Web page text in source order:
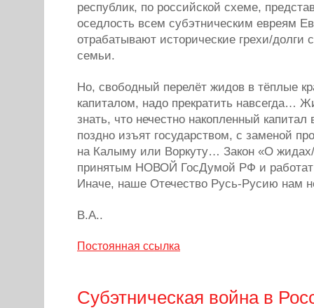
республик, по российской схеме,
оседлость всем субэтническим евреям
отрабатывают исторические грехи/долги
семьи.
Но, свободный перелёт жидов в тёплые
капиталом, надо прекратить навсегда…
знать, что нечестно накопленный
поздно изъят государством, с заменой
на Калыму или Воркуту… Закон «О
принятым НОВОЙ ГосДумой РФ и
Иначе, наше Отечество Русь-Русию нам
В.А..
Постоянная ссылка
Субэтническая война в